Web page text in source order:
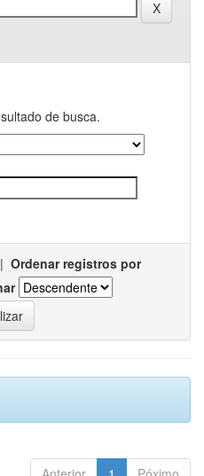
de busca.
| Ordenar registros por